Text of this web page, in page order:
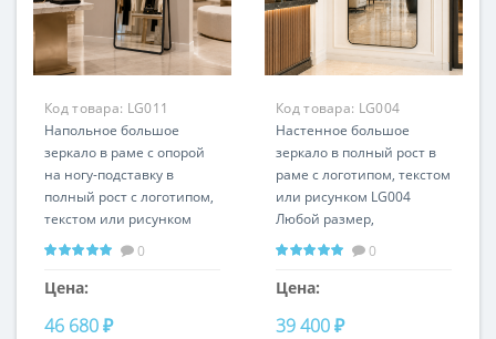
Код товара: LG011
Напольное большое
зеркало в раме с опорой
на ногу-подставку в
полный рост с логотипом,
текстом или рисунком
LG011
Любой размер и цвет
рамы по RAL
0
Цена:
46 680 ₽
Код товара: LG004
Настенное большое
зеркало в полный рост в
раме с логотипом, текстом
или рисунком LG004
Любой размер,
вертикальное или
горизонтальное
положение
0
Цена:
39 400 ₽